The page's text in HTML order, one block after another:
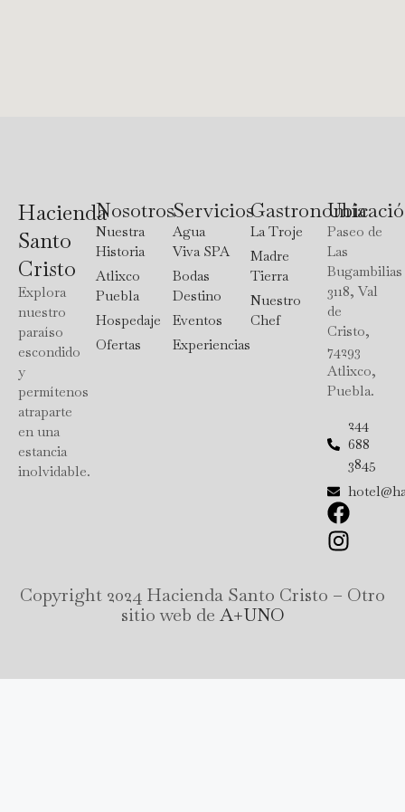
Hacienda
Santo
Cristo
Explora
nuestro
paraíso
escondido
y
permítenos
atraparte
en una
estancia
inolvidable.
Nosotros
Nuestra
Historia
Atlixco
Puebla
Hospedaje
Ofertas
Servicios
Agua
Viva SPA
Bodas
Destino
Eventos
Experiencias
Gastronomía
La Troje
Madre
Tierra
Nuestro
Chef
Paseo de
Las
Bugambilias
3118, Val
de
Cristo,
74293
Atlixco,
Puebla.
244
688
3845
F
a
c
b
I
n
s
a
Copyright 2024 Hacienda Santo Cristo – Otro
sitio web de A+UNO